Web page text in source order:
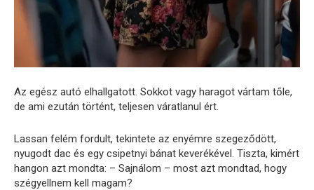
Az egész autó elhallgatott. Sokkot vagy haragot vártam tőle,
de ami ezután történt, teljesen váratlanul ért.
Lassan felém fordult, tekintete az enyémre szegeződött,
nyugodt dac és egy csipetnyi bánat keverékével. Tiszta, kimért
hangon azt mondta: – Sajnálom – most azt mondtad, hogy
szégyellnem kell magam?